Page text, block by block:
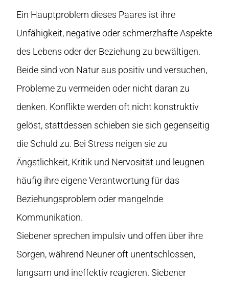
Ein Hauptproblem dieses Paares ist ihre
Unfähigkeit, negative oder schmerzhafte Aspekte
des Lebens oder der Beziehung zu bewältigen.
Beide sind von Natur aus positiv und versuchen,
Probleme zu vermeiden oder nicht daran zu
denken. Konflikte werden oft nicht konstruktiv
gelöst, stattdessen schieben sie sich gegenseitig
die Schuld zu. Bei Stress neigen sie zu
Ängstlichkeit, Kritik und Nervosität und leugnen
häufig ihre eigene Verantwortung für das
Beziehungsproblem oder mangelnde
Kommunikation.
Siebener sprechen impulsiv und offen über ihre
Sorgen, während Neuner oft unentschlossen,
langsam und ineffektiv reagieren. Siebener